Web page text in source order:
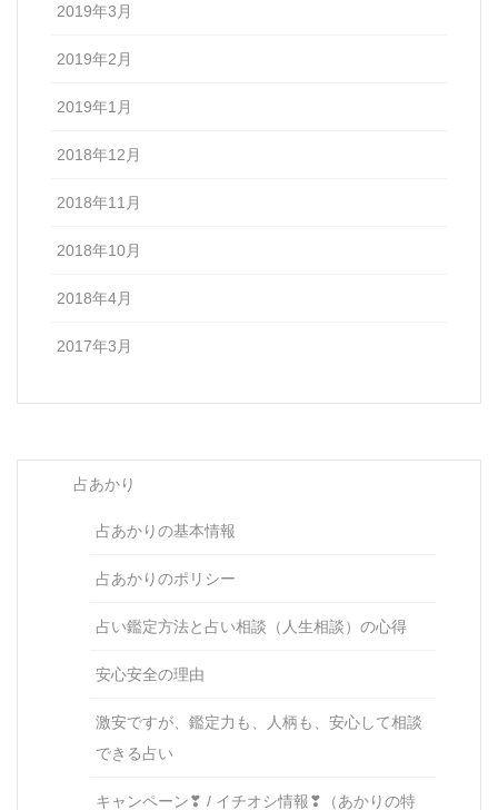
2019年3月
2019年2月
2019年1月
2018年12月
2018年11月
2018年10月
2018年4月
2017年3月
占あかり
占あかりの基本情報
占あかりのポリシー
占い鑑定方法と占い相談（人生相談）の心得
安心安全の理由
激安ですが、鑑定力も、人柄も、安心して相談
できる占い
キャンペーン❣ / イチオシ情報❣（あかりの特